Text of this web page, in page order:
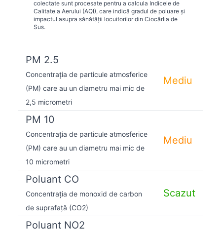
colectate sunt procesate pentru a calcula Indicele de
Calitate a Aerului (AQI), care indică gradul de poluare și
impactul asupra sănătății locuitorilor din Ciocârlia de
Sus.
PM 2.5
Concentrația de particule atmosferice
(PM) care au un diametru mai mic de
2,5 micrometri
Mediu
PM 10
Concentrația de particule atmosferice
(PM) care au un diametru mai mic de
10 micrometri
Mediu
Poluant CO
Concentrația de monoxid de carbon
de suprafață (CO2)
Scazut
Poluant NO2